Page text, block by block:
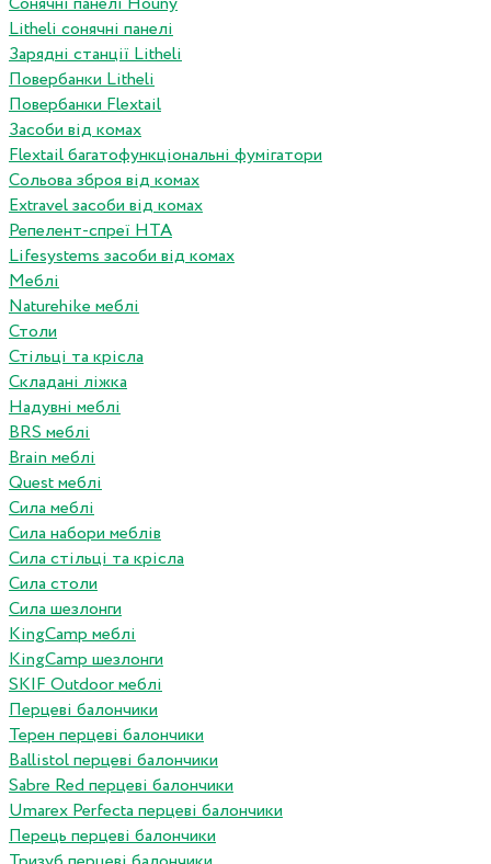
Litheli сонячні панелі
Зарядні станції Litheli
Повербанки Litheli
Повербанки Flextail
Засоби від комах
Flextail багатофункціональні фумігатори
Сольова зброя від комах
Extravel засоби від комах
Репелент-спреї HTA
Lifesystems засоби від комах
Меблі
Naturehike меблі
Столи
Стільці та крісла
Складані ліжка
Надувні меблі
BRS меблі
Brain меблі
Quest меблі
Сила меблі
Сила набори меблів
Сила стільці та крісла
Сила столи
Сила шезлонги
KingCamp меблі
KingCamp шезлонги
SKIF Outdoor меблі
Перцеві балончики
Терен перцеві балончики
Ballistol перцеві балончики
Sabre Red перцеві балончики
Umarex Perfecta перцеві балончики
Перець перцеві балончики